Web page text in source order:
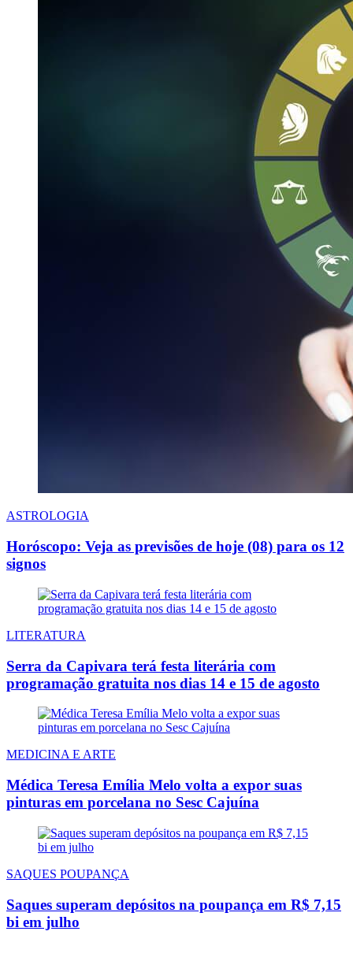
ASTROLOGIA
Horóscopo: Veja as previsões de hoje (08) para os 12
signos
LITERATURA
Serra da Capivara terá festa literária com
programação gratuita nos dias 14 e 15 de agosto
MEDICINA E ARTE
Médica Teresa Emília Melo volta a expor suas
pinturas em porcelana no Sesc Cajuína
SAQUES POUPANÇA
Saques superam depósitos na poupança em R$ 7,15
bi em julho